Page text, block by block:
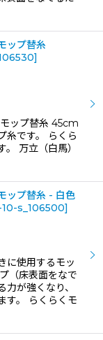
ップ替糸
]
ップ替糸 45cm
糸です。 らくら
万立（白馬）
ップ替糸 - 白色
s_106500]
に使用するモッ
（床表面をなで
が強くなり、
す。 らくらくモ